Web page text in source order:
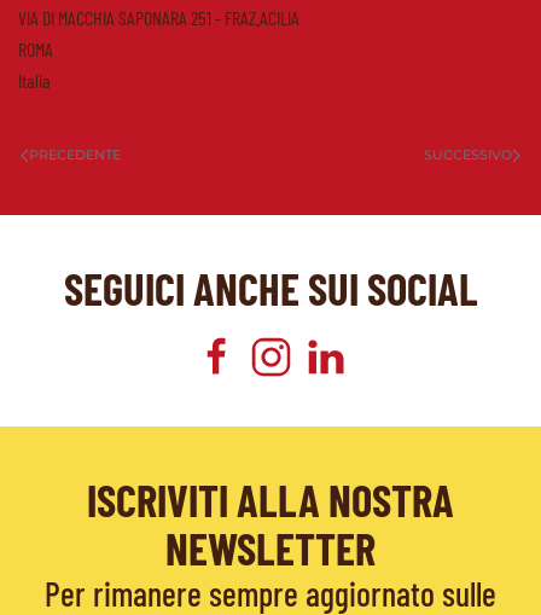
VIA DI MACCHIA SAPONARA 251 - FRAZ.ACILIA
ROMA
Italia
PRECEDENTE SUCCESSIVO
SEGUICI ANCHE SUI SOCIAL
ISCRIVITI ALLA NOSTRA
NEWSLETTER
Per rimanere sempre aggiornato sulle